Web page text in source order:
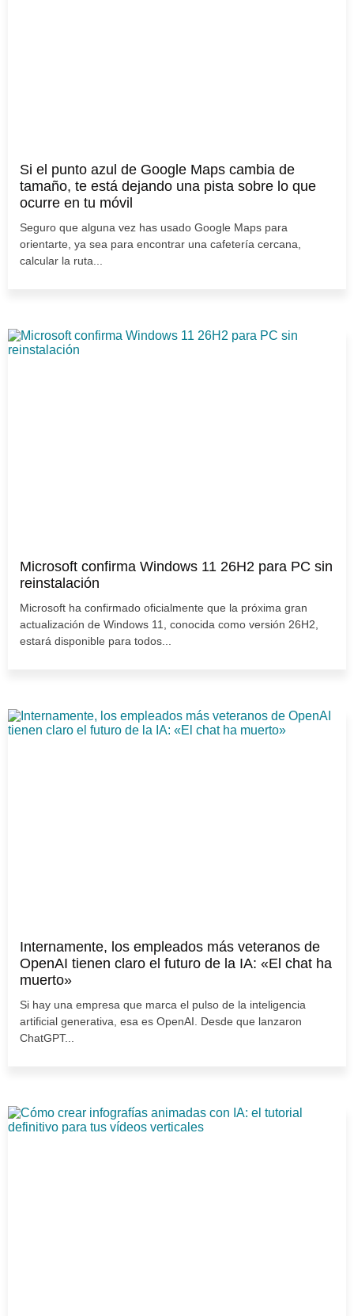
Si el punto azul de Google Maps cambia de
tamaño, te está dejando una pista sobre lo que
ocurre en tu móvil
Seguro que alguna vez has usado Google Maps para
orientarte, ya sea para encontrar una cafetería cercana,
calcular la ruta...
Microsoft confirma Windows 11 26H2 para PC sin
reinstalación
Microsoft ha confirmado oficialmente que la próxima gran
actualización de Windows 11, conocida como versión 26H2,
estará disponible para todos...
Internamente, los empleados más veteranos de
OpenAI tienen claro el futuro de la IA: «El chat ha
muerto»
Si hay una empresa que marca el pulso de la inteligencia
artificial generativa, esa es OpenAI. Desde que lanzaron
ChatGPT...